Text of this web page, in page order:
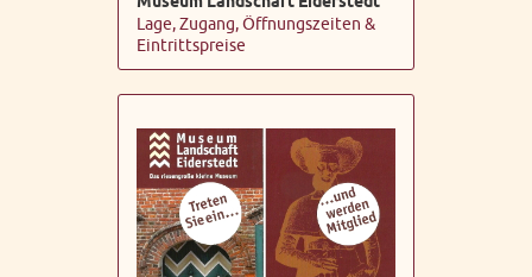
Lage, Zugang, Öffnungszeiten &
Eintrittspreise